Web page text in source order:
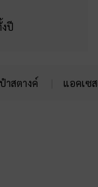
ปี
าสตางค์ แอคเซ